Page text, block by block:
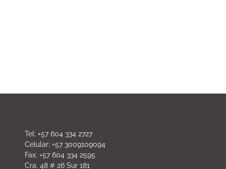
Tel: +57 604 334 2727
Celular: +57 3009109094
Fax: +57 604 334 2595
Cra. 48 # 26 Sur 181